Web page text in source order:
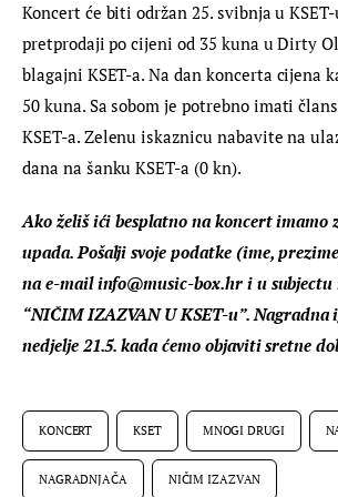
Koncert će biti održan 25. svibnja u
pretprodaji po cijeni od 35 kuna u Dirty
blagajni KSET-a. Na dan koncerta cijena
50 kuna. Sa sobom je potrebno imati
KSET-a. Zelenu iskaznicu nabavite na
dana na šanku KSET-a (0 kn).
Ako želiš ići besplatno na koncert imamo
upada. Pošalji svoje podatke (ime,
na e-mail info@music-box.hr i u
“NIČIM IZAZVAN U KSET-u”.
nedjelje 21.5. kada ćemo objaviti sretne
KONCERT KSET MNOGI DRUGI
NAGRADNJAČA NIČIM IZAZVAN